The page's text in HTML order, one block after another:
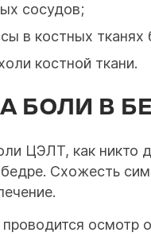
сосудов;
в костных тканях
костной ткани.
БОЛИ В
ЦЭЛТ, как никто
Схожесть
осмотр